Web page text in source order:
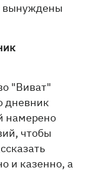
вынуждены
"Виват"
дневник
намерено
чтобы
и казенно, а